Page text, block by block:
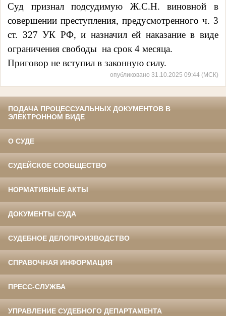
Суд признал подсудимую Ж.С.Н. виновной в
совершении преступления, предусмотренного ч. 3
ст. 327УК РФ, и назначил ей наказание в виде
ограничения свободы на срок 4 месяца.
Приговор не вступил в законную силу.
опубликовано 31.10.2025 09:44 (МСК)
ПОДАЧА ПРОЦЕССУАЛЬНЫХ ДОКУМЕНТОВ В
ЭЛЕКТРОННОМ ВИДЕ
О СУДЕ
СУДЕЙСКОЕ СООБЩЕСТВО
НОРМАТИВНЫЕ АКТЫ
ДОКУМЕНТЫ СУДА
СУДЕБНОЕ ДЕЛОПРОИЗВОДСТВО
СПРАВОЧНАЯ ИНФОРМАЦИЯ
ПРЕСС-СЛУЖБА
УПРАВЛЕНИЕ СУДЕБНОГО ДЕПАРТАМЕНТА